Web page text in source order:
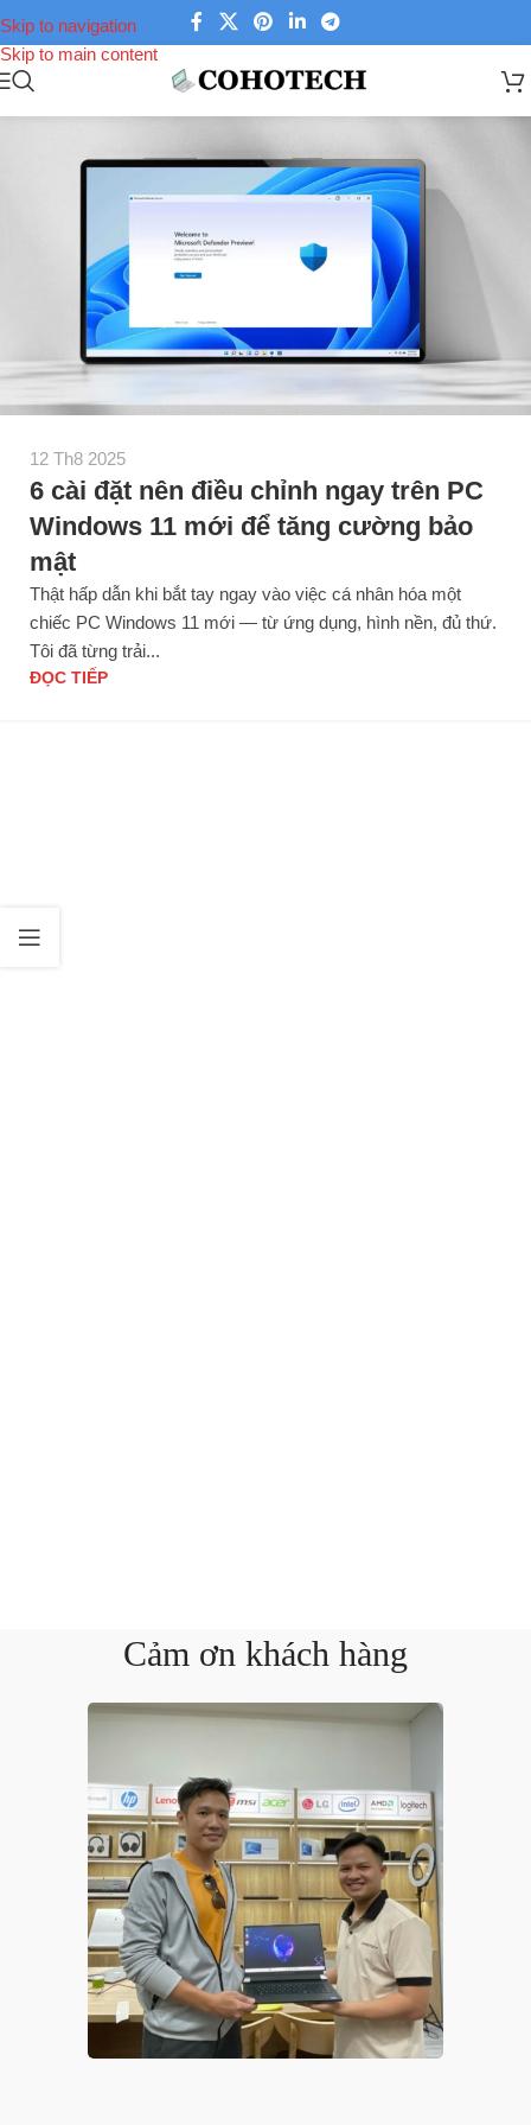
Skip to navigation
Skip to main content
12 Th8 2025
6 cài đặt nên điều chỉnh ngay trên PC
Windows 11 mới để tăng cường bảo
mật
Thật hấp dẫn khi bắt tay ngay vào việc cá nhân hóa một
chiếc PC Windows 11 mới — từ ứng dụng, hình nền, đủ thứ.
Tôi đã từng trải...
ĐỌC TIẾP
Cảm ơn khách hàng